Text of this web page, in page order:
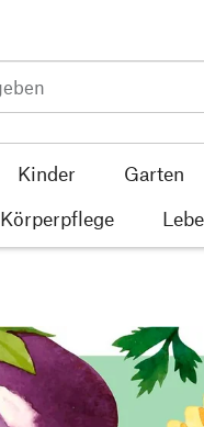
Kinder Garten
Körperpflege